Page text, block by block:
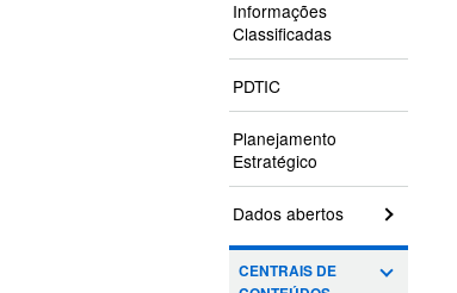
Informações
Classificadas
PDTIC
Planejamento
Estratégico
Dados abertos
CENTRAIS DE